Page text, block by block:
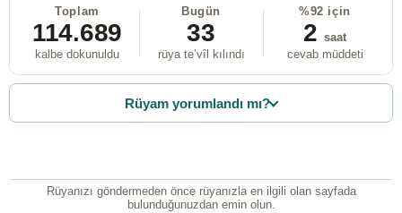
Toplam
114.689
kalbe dokunuldu
Bugün
33
rüya te’vîl kılındı
%92 için
2 saat
cevab müddeti
Rüyam yorumlandı mı?
Rüyanızı göndermeden önce rüyanızla en ilgili olan sayfada
bulunduğunuzdan emin olun.